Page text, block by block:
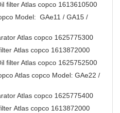
filter Atlas copco 1613610500
Model: GAe11 / GA15 /
Atlas copco 1625775300
Atlas copco 1613872000
filter Atlas copco 1625752500
Atlas copco Model: GAe22 /
Atlas copco 1625775400
Atlas copco 1613872000